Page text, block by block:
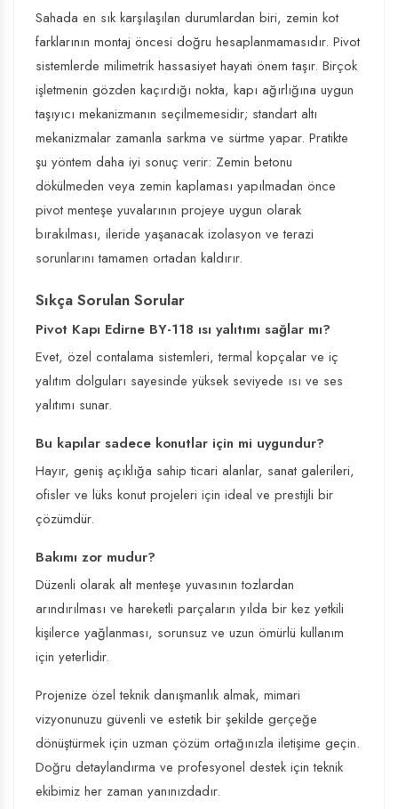
Sahada en sık karşılaşılan durumlardan biri, zemin kot
farklarının montaj öncesi doğru hesaplanmamasıdır. Pivot
sistemlerde milimetrik hassasiyet hayati önem taşır. Birçok
işletmenin gözden kaçırdığı nokta, kapı ağırlığına uygun
taşıyıcı mekanizmanın seçilmemesidir; standart altı
mekanizmalar zamanla sarkma ve sürtme yapar. Pratikte
şu yöntem daha iyi sonuç verir: Zemin betonu
dökülmeden veya zemin kaplaması yapılmadan önce
pivot menteşe yuvalarının projeye uygun olarak
bırakılması, ileride yaşanacak izolasyon ve terazi
sorunlarını tamamen ortadan kaldırır.
Sıkça Sorulan Sorular
Pivot Kapı Edirne BY-118 ısı yalıtımı sağlar mı?
Evet, özel contalama sistemleri, termal kopçalar ve iç
yalıtım dolguları sayesinde yüksek seviyede ısı ve ses
yalıtımı sunar.
Bu kapılar sadece konutlar için mi uygundur?
Hayır, geniş açıklığa sahip ticari alanlar, sanat galerileri,
ofisler ve lüks konut projeleri için ideal ve prestijli bir
çözümdür.
Bakımı zor mudur?
Düzenli olarak alt menteşe yuvasının tozlardan
arındırılması ve hareketli parçaların yılda bir kez yetkili
kişilerce yağlanması, sorunsuz ve uzun ömürlü kullanım
için yeterlidir.
Projenize özel teknik danışmanlık almak, mimari
vizyonunuzu güvenli ve estetik bir şekilde gerçeğe
dönüştürmek için uzman çözüm ortağınızla iletişime geçin.
Doğru detaylandırma ve profesyonel destek için teknik
ekibimiz her zaman yanınızdadır.